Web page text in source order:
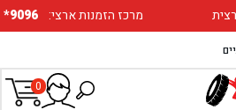
*9096 :מרכז הזמנות ארצי
0